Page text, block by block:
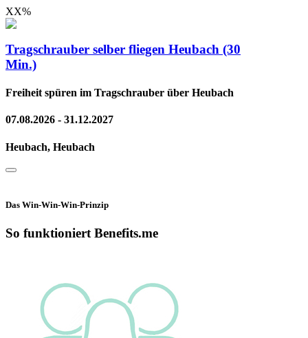
XX%
Tragschrauber selber fliegen Heubach (30
Min.)
Freiheit spüren im Tragschrauber über Heubach
07.08.2026 - 31.12.2027
Heubach, Heubach
Das Win-Win-Win-Prinzip
So funktioniert Benefits.me